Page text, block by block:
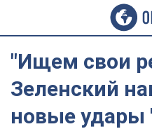
"Ищем свои
Зеленский
новые удары